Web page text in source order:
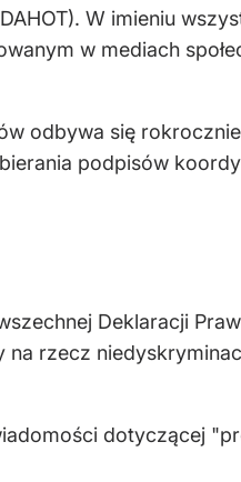
W imieniu
w mediach
odbywa się
podpisów
Deklaracji
rzecz
dotyczącej